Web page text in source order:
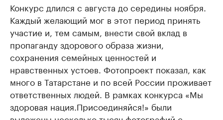
Конкурс длился с августа до середины ноября.
Каждый желающий мог в этот период принять
участие и, тем самым, внести свой вклад в
пропаганду здорового образа жизни,
сохранения семейных ценностей и
нравственных устоев. Фотопроект показал, как
много в Татарстане и по всей России проживает
ответственных людей. В рамках конкурса «Мы
здоровая нация.Присоединяйся!» были